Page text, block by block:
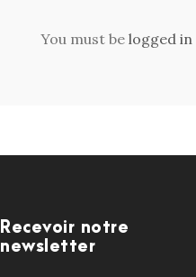
You must be logged in
Recevoir notre
newsletter